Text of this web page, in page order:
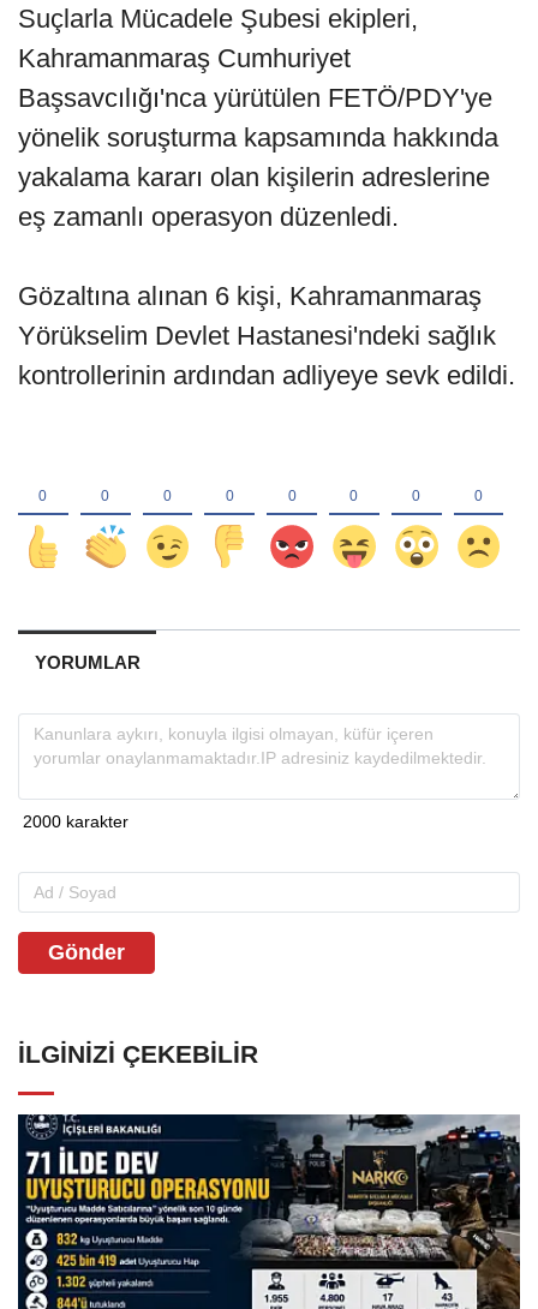
Suçlarla Mücadele Şubesi ekipleri,
Kahramanmaraş Cumhuriyet
Başsavcılığı'nca yürütülen FETÖ/PDY'ye
yönelik soruşturma kapsamında hakkında
yakalama kararı olan kişilerin adreslerine
eş zamanlı operasyon düzenledi.
Gözaltına alınan 6 kişi, Kahramanmaraş
Yörükselim Devlet Hastanesi'ndeki sağlık
kontrollerinin ardından adliyeye sevk edildi.
YORUMLAR
Gönder
İLGINIZI ÇEKEBILIR